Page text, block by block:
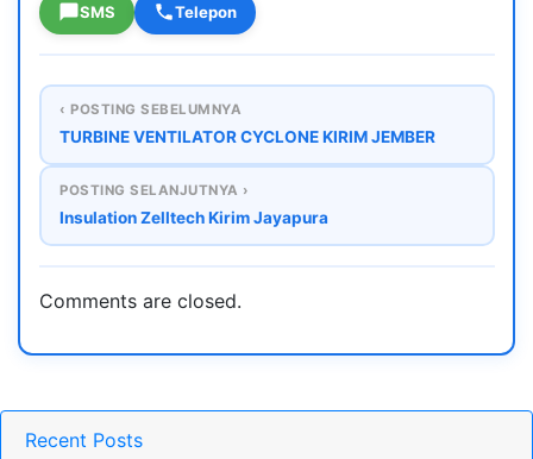
SMS Telepon
‹ POSTING SEBELUMNYA
TURBINE VENTILATOR CYCLONE KIRIM JEMBER
POSTING SELANJUTNYA ›
Insulation Zelltech Kirim Jayapura
Comments are closed.
Recent Posts